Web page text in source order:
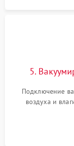
5.
Подключение
воздуха и
дозированным
электронным